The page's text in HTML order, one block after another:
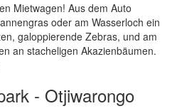
Mietwagen! Aus dem Auto
oder am Wasserloch ein
galoppierende Zebras, und am
an stacheligen Akazienbäumen.
- Otjiwarongo